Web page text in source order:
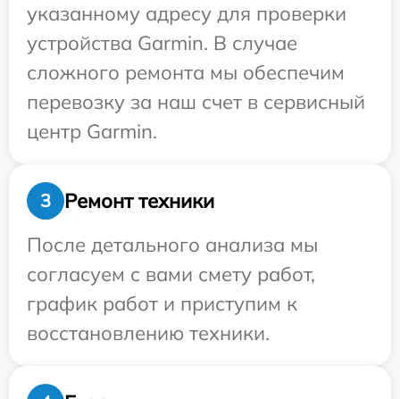
указанному адресу для проверки
устройства Garmin. В случае
сложного ремонта мы обеспечим
перевозку за наш счет в сервисный
центр Garmin.
3
Ремонт техники
После детального анализа мы
согласуем с вами смету работ,
график работ и приступим к
восстановлению техники.